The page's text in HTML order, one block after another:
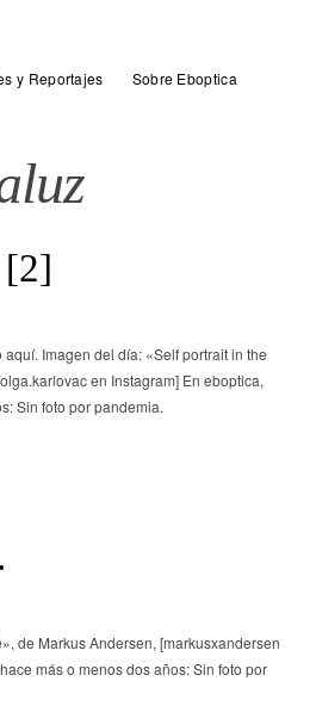
y Reportajes Sobre Eboptica
[2]
Imagen del día: «Self portrait in the
en Instagram] En eboptica,
Sin foto por pandemia.
de Markus Andersen, [markusxandersen
más o menos dos años: Sin foto por